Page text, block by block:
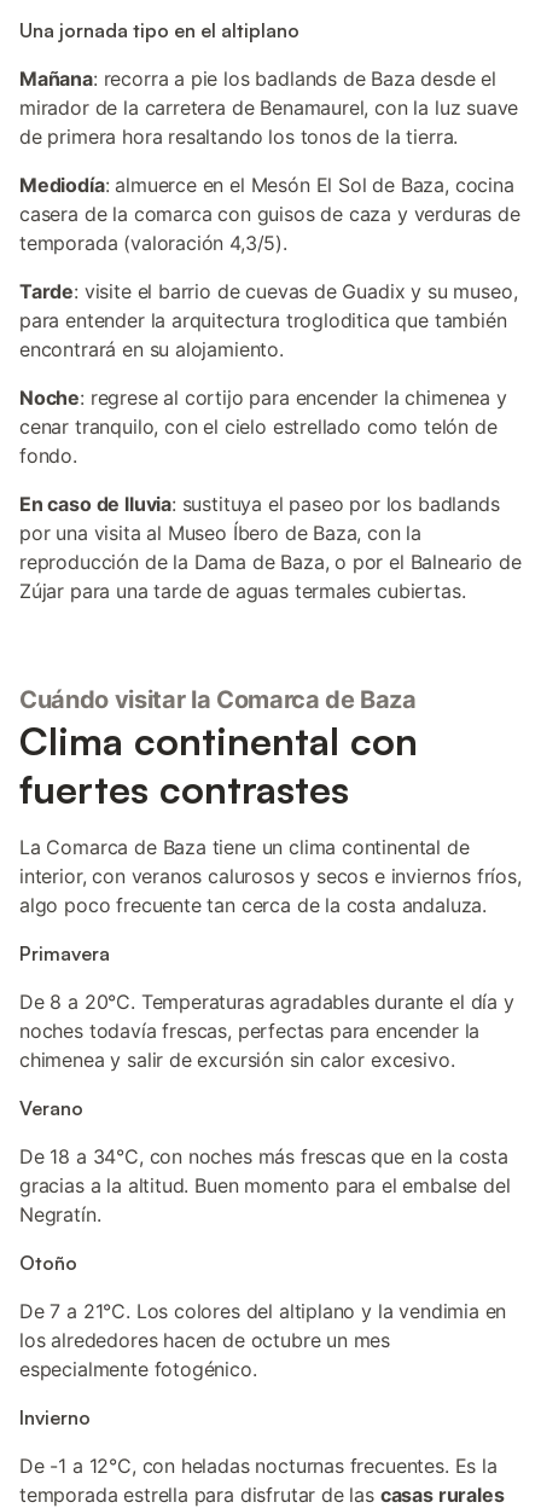
Una jornada tipo en el altiplano
Mañana: recorra a pie los badlands de Baza desde el
mirador de la carretera de Benamaurel, con la luz suave
de primera hora resaltando los tonos de la tierra.
Mediodía: almuerce en el Mesón El Sol de Baza, cocina
casera de la comarca con guisos de caza y verduras de
temporada (valoración 4,3/5).
Tarde: visite el barrio de cuevas de Guadix y su museo,
para entender la arquitectura trogloditica que también
encontrará en su alojamiento.
Noche: regrese al cortijo para encender la chimenea y
cenar tranquilo, con el cielo estrellado como telón de
fondo.
En caso de lluvia: sustituya el paseo por los badlands
por una visita al Museo Íbero de Baza, con la
reproducción de la Dama de Baza, o por el Balneario de
Zújar para una tarde de aguas termales cubiertas.
Cuándo visitar la Comarca de Baza
Clima continental con
fuertes contrastes
La Comarca de Baza tiene un clima continental de
interior, con veranos calurosos y secos e inviernos fríos,
algo poco frecuente tan cerca de la costa andaluza.
Primavera
De 8 a 20°C. Temperaturas agradables durante el día y
noches todavía frescas, perfectas para encender la
chimenea y salir de excursión sin calor excesivo.
Verano
De 18 a 34°C, con noches más frescas que en la costa
gracias a la altitud. Buen momento para el embalse del
Negratín.
Otoño
De 7 a 21°C. Los colores del altiplano y la vendimia en
los alrededores hacen de octubre un mes
especialmente fotogénico.
Invierno
De -1 a 12°C, con heladas nocturnas frecuentes. Es la
temporada estrella para disfrutar de las casas rurales